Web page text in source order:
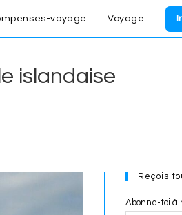
voyage Voyage
islandaise
Reçois
Abonne-toi à